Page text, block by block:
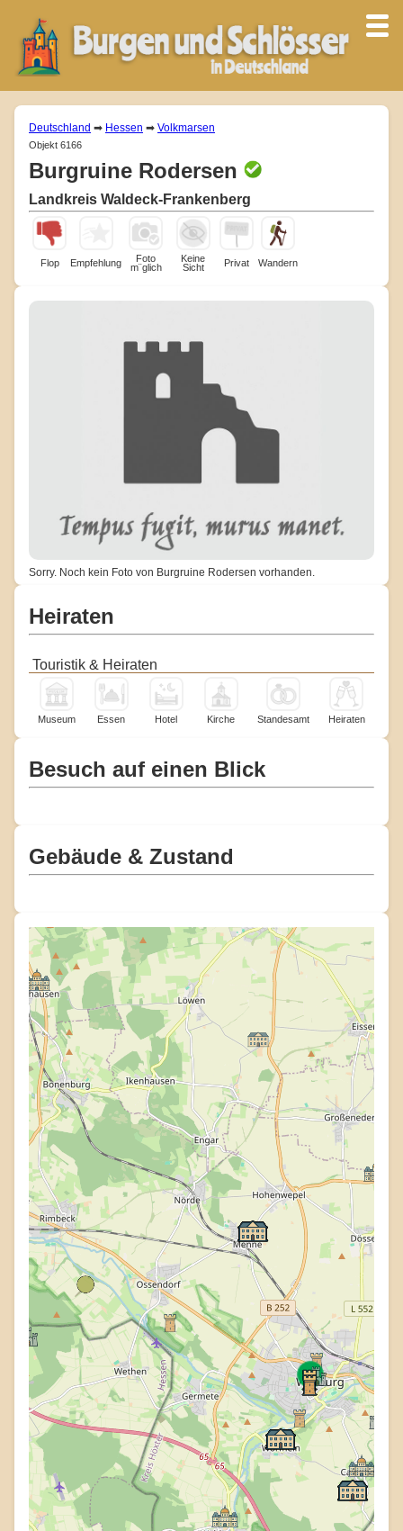
Deutschland ➡ Hessen ➡ Volkmarsen
Objekt 6166
Burgruine Rodersen
Landkreis Waldeck-Frankenberg
Flop Empfehlung
Foto
m¨glich
Keine
Sicht
Privat Wandern
Sorry. Noch kein Foto von Burgruine Rodersen vorhanden.
Heiraten
Touristik & Heiraten
Museum Essen Hotel Kirche Standesamt Heiraten
Besuch auf einen Blick
Gebäude & Zustand